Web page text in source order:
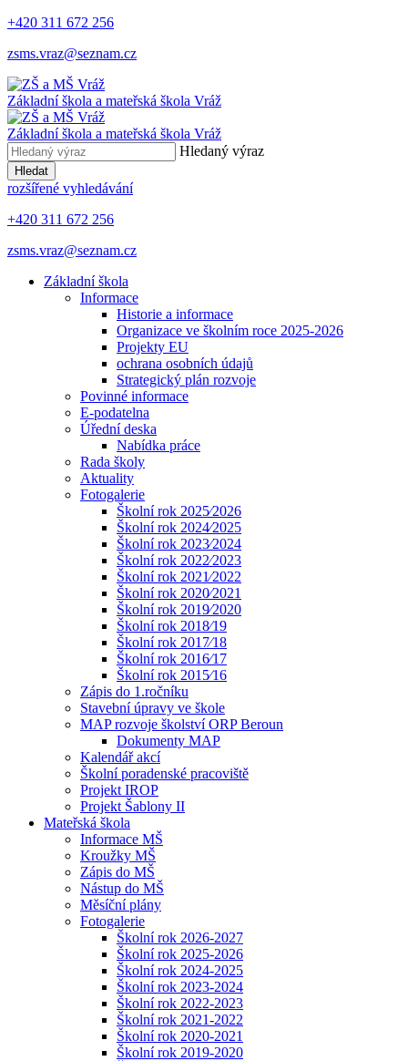
+420 311 672 256
zsms.vraz@seznam.cz
Základní škola a mateřská škola Vráž
Základní škola a mateřská škola Vráž
Hledaný výraz
Hledat
rozšířené vyhledávání
+420 311 672 256
zsms.vraz@seznam.cz
Základní škola
Informace
Historie a informace
Organizace ve školním roce 2025-2026
Projekty EU
ochrana osobních údajů
Strategický plán rozvoje
Povinné informace
E-podatelna
Úřední deska
Nabídka práce
Rada školy
Aktuality
Fotogalerie
Školní rok 2025⁄2026
Školní rok 2024⁄2025
Školní rok 2023⁄2024
Školní rok 2022⁄2023
Školní rok 2021⁄2022
Školní rok 2020⁄2021
Školní rok 2019⁄2020
Školní rok 2018⁄19
Školní rok 2017⁄18
Školní rok 2016⁄17
Školní rok 2015⁄16
Zápis do 1.ročníku
Stavební úpravy ve škole
MAP rozvoje školství ORP Beroun
Dokumenty MAP
Kalendář akcí
Školní poradenské pracoviště
Projekt IROP
Projekt Šablony II
Mateřská škola
Informace MŠ
Kroužky MŠ
Zápis do MŠ
Nástup do MŠ
Měsíční plány
Fotogalerie
Školní rok 2026-2027
Školní rok 2025-2026
Školní rok 2024-2025
Školní rok 2023-2024
Školní rok 2022-2023
Školní rok 2021-2022
Školní rok 2020-2021
Školní rok 2019-2020